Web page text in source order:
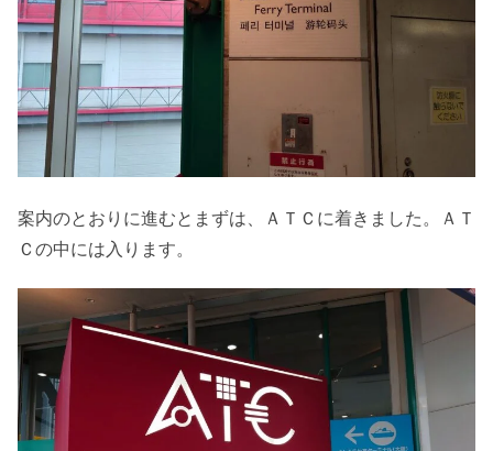
案内のとおりに進むとまずは、ＡＴＣに着きました。ＡＴ
Ｃの中には入ります。